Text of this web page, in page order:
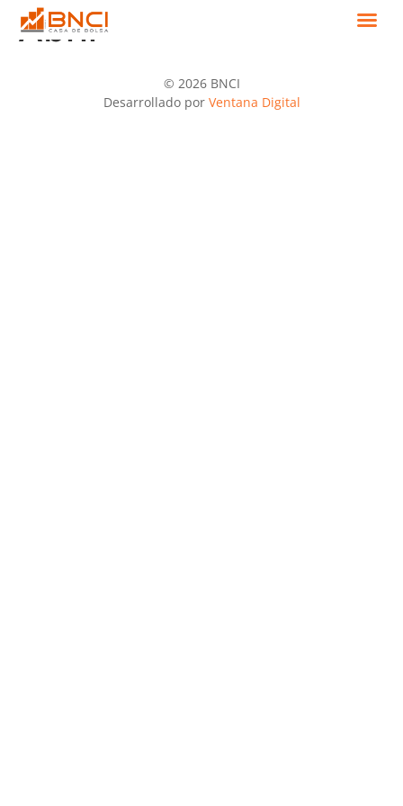
Abril
© 2026 BNCI
Desarrollado por Ventana Digital